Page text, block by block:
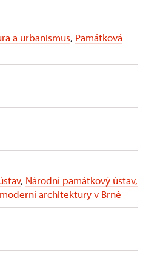
a urbanismus, Památková
, Národní památkový ústav,
architektury v Brně